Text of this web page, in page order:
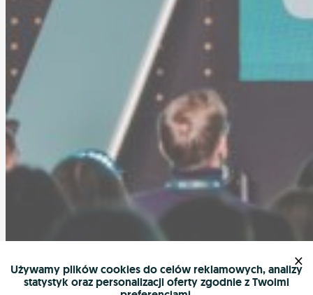
Używamy plików cookies do celów reklamowych, analizy
statystyk oraz personalizacji oferty zgodnie z Twoimi
×